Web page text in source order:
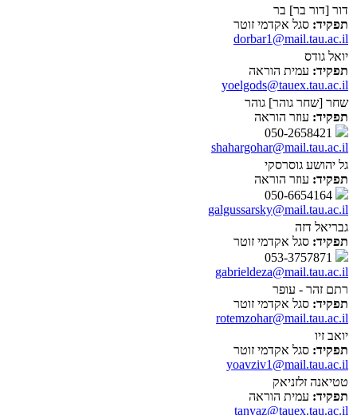
דור [דור בר] בר
תפקיד: סגל אקדמי זוטר
dorbar1@mail.tau.ac.il
יואל גודס
תפקיד: עמית הוראה
yoelgods@tauex.tau.ac.il
שחר [שחר גוהר] גוהר
תפקיד: עוזר הוראה
shahargohar@mail.tau.ac.il
גל יהושע גוסרסקי
תפקיד: עוזר הוראה
galgussarsky@mail.tau.ac.il
גבריאל דזה
תפקיד: סגל אקדמי זוטר
gabrieldeza@mail.tau.ac.il
רתם זהר - עופר
תפקיד: סגל אקדמי זוטר
rotemzohar@mail.tau.ac.il
יואב זיו
תפקיד: סגל אקדמי זוטר
yoavziv1@mail.tau.ac.il
טטיאנה זלזניאק
תפקיד: עמית הוראה
tanyaz@tauex.tau.ac.il